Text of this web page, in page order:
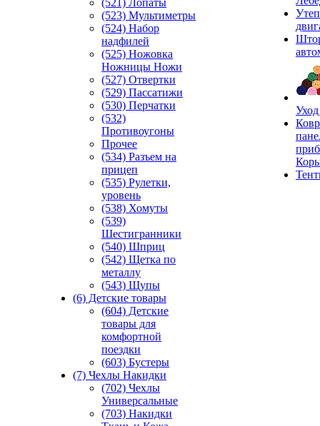
(521) Лопаты
(523) Мультиметры
(524) Набор
надфилей
(525) Ножовка
Ножницы Ножи
(527) Отвертки
(529) Пассатижи
(530) Перчатки
(532)
Противоугоны
Прочее
(534) Разъем на
прицеп
(535) Рулетки,
уровень
(538) Хомуты
(539)
Шестигранники
(540) Шприц
(542) Щетка по
металлу
(543) Щупы
(6) Детские товары
(604) Детские
товары для
комфортной
поездки
(603) Бустеры
(7) Чехлы Накидки
(702) Чехлы
Универсальные
(703) Накидки
Уход